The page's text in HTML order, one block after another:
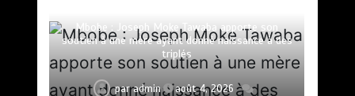
Mbobe : Joseph Moke Tawaba apporte son
soutien à une mère ayant donné naissance à des
triplés
paradmin
août 4, 2026